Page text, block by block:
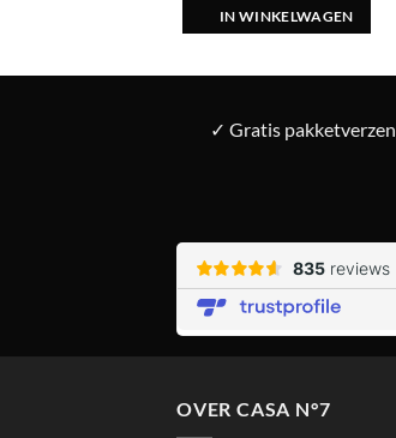
IN WINKELWAGEN
✓ Gratis
OVER CASA N°7